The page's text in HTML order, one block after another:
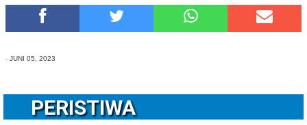
- JUNI 05, 2023
PERISTIWA